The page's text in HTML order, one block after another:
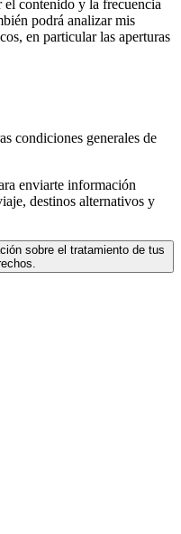
el contenido y la frecuencia
podrá analizar mis
en particular las aperturas
condiciones generales de
enviarte información
destinos alternativos y
sobre el tratamiento de tus